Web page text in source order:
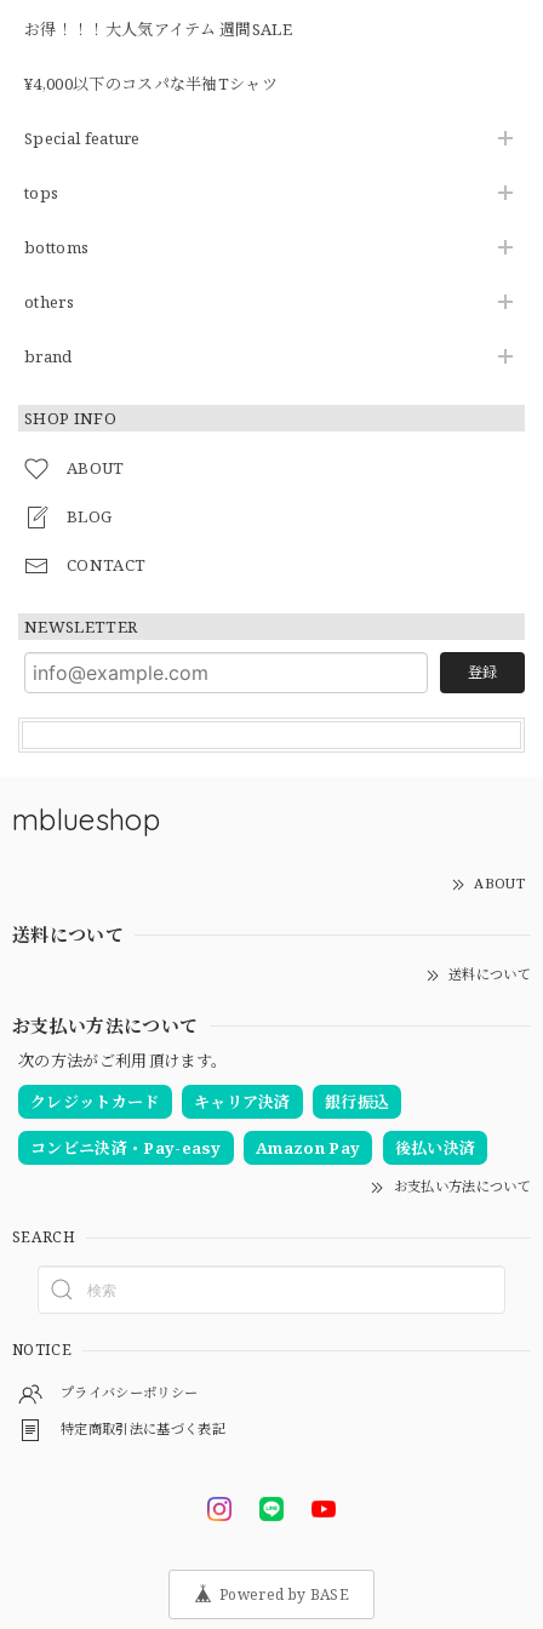
お得！！！大人気アイテム 週間SALE
¥4,000以下のコスパな半袖Tシャツ
Special feature
tops
bottoms
others
brand
SHOP INFO
ABOUT
BLOG
CONTACT
NEWSLETTER
登録
mblueshop
ABOUT
送料について
送料について
お支払い方法について
次の方法がご利用頂けます。
クレジットカード
キャリア決済 銀行振込
コンビニ決済・Pay-easy Amazon Pay 後払い決済
お支払い方法について
SEARCH
NOTICE
プライバシーポリシー
特定商取引法に基づく表記
Powered by BASE